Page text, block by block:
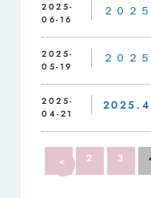
2025-
06-16
２０２
2025-
05-19
２０２
2025-
04-21
2025.4
<
1 2 3